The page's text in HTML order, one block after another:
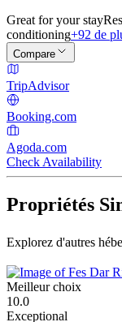
Great for your stay
conditioning+92 de
Compare
TripAdvisor
Booking.com
Agoda.com
Check Availability
Propriétés
Explorez d'autres
Meilleur choix
10.0
Exceptional